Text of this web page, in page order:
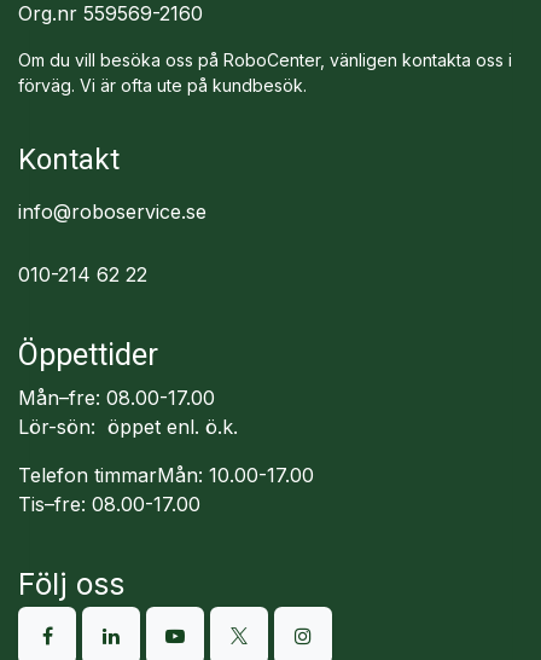
Org.nr 559569-2160
Om du vill besöka oss på RoboCenter, vänligen kontakta oss i
förväg. Vi är ofta ute på kundbesök.
Kontakt
info@roboservice.se
010-214 62 22
Öppettider
Mån–fre: 08.00-17.00
Lör-sön: öppet enl. ö.k.
Telefon timmarMån: 10.00-17.00
Tis–fre: 08.00-17.00
Följ oss